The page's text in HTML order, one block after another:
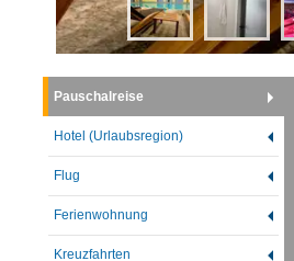
Pauschalreise
Hotel (Urlaubsregion)
Flug
Ferienwohnung
Kreuzfahrten